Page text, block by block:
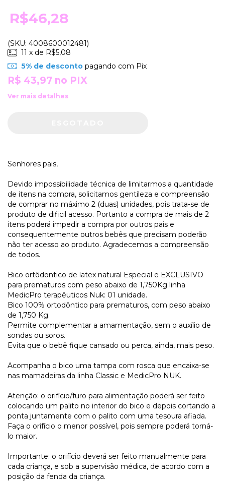
R$46,28
(SKU: 4008600012481)
11 x de R$5,08
5% de descontopagando com Pix
R$ 43,97 no PIX
Ver mais detalhes
Senhores pais,
Devido impossibilidade técnica de limitarmos a quantidade
de itens na compra, solicitamos gentileza e compreensão
de comprar no máximo 2 (duas) unidades, pois trata-se de
produto de dificil acesso. Portanto a compra de mais de 2
itens poderá impedir a compra por outros pais e
consequentemente outros bebês que precisam poderão
não ter acesso ao produto. Agradecemos a compreensão
de todos.
Bico ortôdontico de latex natural Especial e EXCLUSIVO
para prematuros com peso abaixo de 1,750Kg linha
MedicPro terapêuticos Nuk: 01 unidade.
Bico 100% ortodôntico para prematuros, com peso abaixo
de 1,750 Kg.
Permite complementar a amamentação, sem o auxílio de
sondas ou soros.
Evita que o bebê fique cansado ou perca, ainda, mais peso.
Acompanha o bico uma tampa com rosca que encaixa-se
nas mamadeiras da linha Classic e MedicPro NUK.
Atenção: o orifício/furo para alimentação poderá ser feito
colocando um palito no interior do bico e depois cortando a
ponta juntamente com o palito com uma tesoura afiada.
Faça o orifício o menor possível, pois sempre poderá torná-
lo maior.
Importante: o orifício deverá ser feito manualmente para
cada criança, e sob a supervisão médica, de acordo com a
posição da fenda da criança.